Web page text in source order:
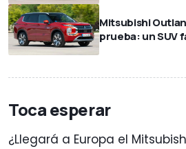
Mitsubishi
prueba: un SUV
Toca esperar
¿Llegará a Europa el